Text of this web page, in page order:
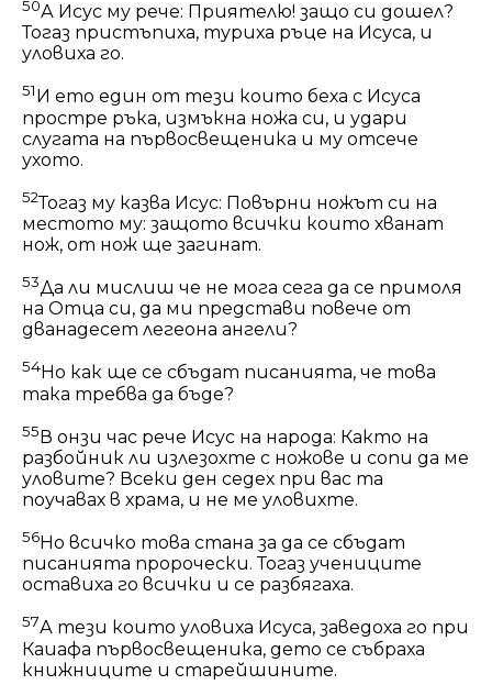
50А Исус му рече: Приятелю! защо си дошел?
Тогаз пристъпиха, туриха ръце на Исуса, и
уловиха го.
51 И ето един от тези които беха с Исуса
простре ръка, измъкна ножа си, и удари
слугата на първосвещеника и му отсече
ухото.
52Тогаз му казва Исус: Повърни ножът си на
местото му: защото всички които хванат
нож, от нож ще загинат.
53Да ли мислиш че не мога сега да се примоля
на Отца си, да ми представи повече от
дванадесет легеона ангели?
54Но как ще се сбъдат писанията, че това
така требва да бъде?
55В онзи час рече Исус на народа: Както на
разбойник ли излезохте с ножове и сопи да ме
уловите? Всеки ден седех при вас та
поучавах в храма, и не ме уловихте.
56Но всичко това стана за да се сбъдат
писанията пророчески. Тогаз учениците
оставиха го всички и се разбягаха.
57А тези които уловиха Исуса, заведоха го при
Каиафа първосвещеника, дето се събраха
книжниците и старейшините.